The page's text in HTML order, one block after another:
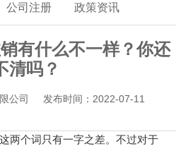
公司注册 政策资讯
有什么不一样？你还
清吗？
公司 发布时间：2022-07-11
两个词只有一字之差。不过对于